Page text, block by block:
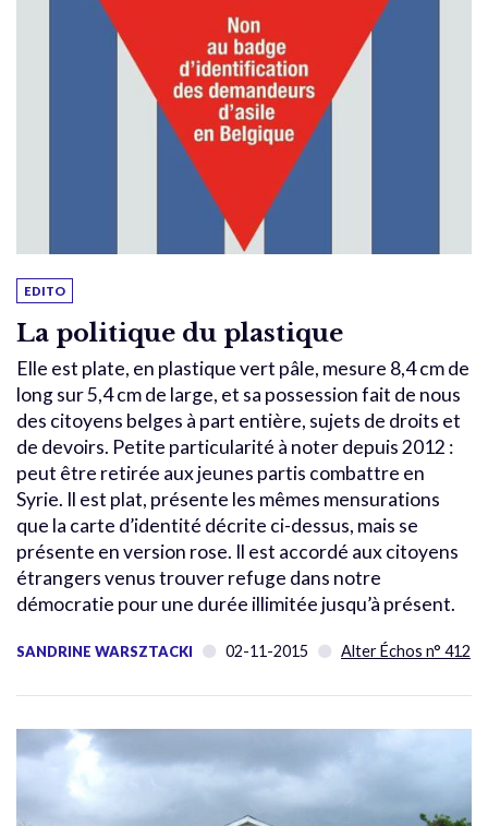
EDITO
La politique du plastique
Elle est plate, en plastique vert pâle, mesure 8,4 cm de
long sur 5,4 cm de large, et sa possession fait de nous
des citoyens belges à part entière, sujets de droits et
de devoirs. Petite particularité à noter depuis 2012 :
peut être retirée aux jeunes partis combattre en
Syrie. Il est plat, présente les mêmes mensurations
que la carte d’identité décrite ci-dessus, mais se
présente en version rose. Il est accordé aux citoyens
étrangers venus trouver refuge dans notre
démocratie pour une durée illimitée jusqu’à présent.
SANDRINE WARSZTACKI 02-11-2015 Alter Échos n° 412